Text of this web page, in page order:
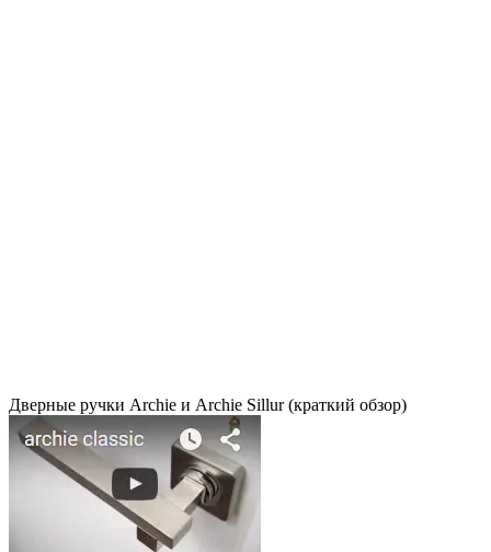
Дверные ручки Archie и Archie Sillur (краткий обзор)